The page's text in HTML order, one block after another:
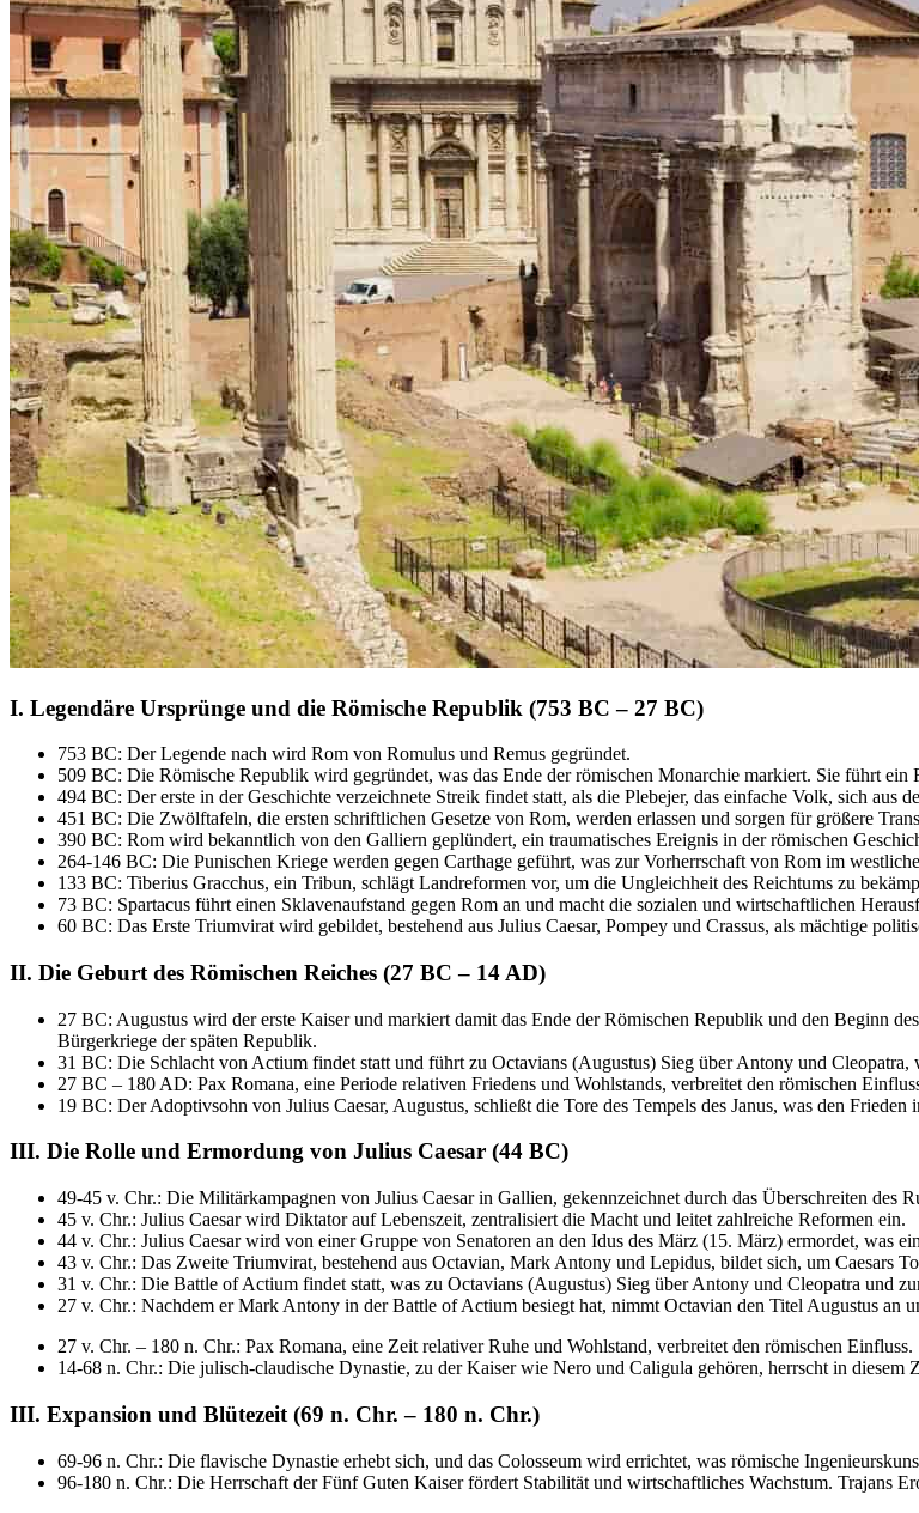
I. Legendäre Ursprünge und die Römische Republik (753 BC – 27 BC)
753 BC: Der Legende nach wird Rom von Romulus und Remus gegründet.
509 BC: Die Römische Republik wird gegründet, was das Ende der römischen Monarchie markiert. Sie führt ein
494 BC: Der erste in der Geschichte verzeichnete Streik findet statt, als die Plebejer, das einfache Volk, sich aus
451 BC: Die Zwölftafeln, die ersten schriftlichen Gesetze von Rom, werden erlassen und sorgen für größere
390 BC: Rom wird bekanntlich von den Galliern geplündert, ein traumatisches Ereignis in der römischen
264-146 BC: Die Punischen Kriege werden gegen Carthage geführt, was zur Vorherrschaft von Rom im
133 BC: Tiberius Gracchus, ein Tribun, schlägt Landreformen vor, um die Ungleichheit des Reichtums zu
73 BC: Spartacus führt einen Sklavenaufstand gegen Rom an und macht die sozialen und wirtschaftlichen
60 BC: Das Erste Triumvirat wird gebildet, bestehend aus Julius Caesar, Pompey und Crassus, als mächtige
II. Die Geburt des Römischen Reiches (27 BC – 14 AD)
27 BC: Augustus wird der erste Kaiser und markiert damit das Ende der Römischen Republik und den Beginn
Bürgerkriege der späten Republik.
31 BC: Die Schlacht von Actium findet statt und führt zu Octavians (Augustus) Sieg über Antony und Cleopatra,
27 BC – 180 AD: Pax Romana, eine Periode relativen Friedens und Wohlstands, verbreitet den römischen
19 BC: Der Adoptivsohn von Julius Caesar, Augustus, schließt die Tore des Tempels des Janus, was den Frieden
III. Die Rolle und Ermordung von Julius Caesar (44 BC)
49-45 v. Chr.: Die Militärkampagnen von Julius Caesar in Gallien, gekennzeichnet durch das Überschreiten des
45 v. Chr.: Julius Caesar wird Diktator auf Lebenszeit, zentralisiert die Macht und leitet zahlreiche Reformen ein.
44 v. Chr.: Julius Caesar wird von einer Gruppe von Senatoren an den Idus des März (15. März) ermordet, was
43 v. Chr.: Das Zweite Triumvirat, bestehend aus Octavian, Mark Antony und Lepidus, bildet sich, um Caesars
31 v. Chr.: Die Battle of Actium findet statt, was zu Octavians (Augustus) Sieg über Antony und Cleopatra und
27 v. Chr.: Nachdem er Mark Antony in der Battle of Actium besiegt hat, nimmt Octavian den Titel Augustus an
27 v. Chr. – 180 n. Chr.: Pax Romana, eine Zeit relativer Ruhe und Wohlstand, verbreitet den römischen Einfluss.
14-68 n. Chr.: Die julisch-claudische Dynastie, zu der Kaiser wie Nero und Caligula gehören, herrscht in diesem
III. Expansion und Blütezeit (69 n. Chr. – 180 n. Chr.)
69-96 n. Chr.: Die flavische Dynastie erhebt sich, und das Colosseum wird errichtet, was römische
96-180 n. Chr.: Die Herrschaft der Fünf Guten Kaiser fördert Stabilität und wirtschaftliches Wachstum. Trajans